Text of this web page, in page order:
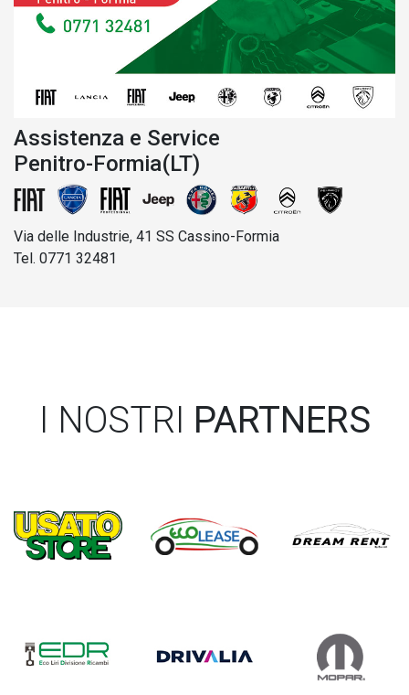
Assistenza e Service
Penitro-Formia(LT)
Via delle Industrie, 41 SS Cassino-Formia
Tel. 0771 32481
I NOSTRI PARTNERS